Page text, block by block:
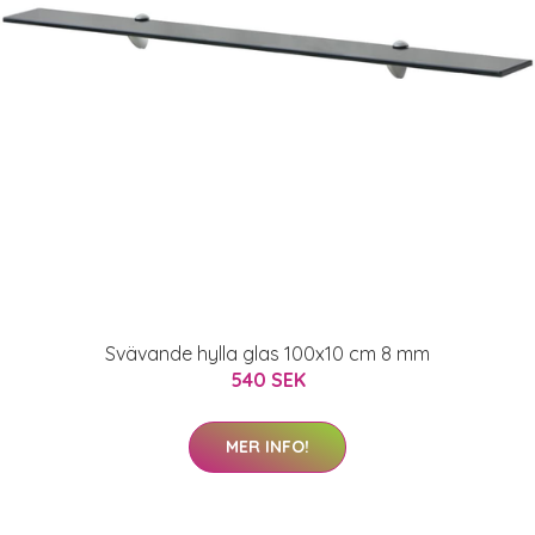
Svävande hylla glas 100x10 cm 8 mm
540 SEK
MER INFO!